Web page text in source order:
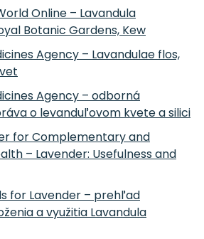
Online – Lavandula
Botanic Gardens, Kew
Agency – Lavandulae flos,
Agency – odborná
o levanduľovom kvete a silici
for Complementary and
– Lavender: Usefulness and
for Lavender – prehľad
a využitia Lavandula